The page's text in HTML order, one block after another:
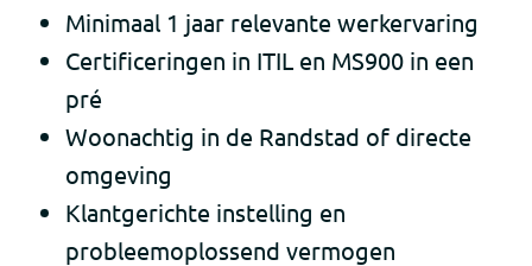
Minimaal 1 jaar relevante werkervaring
Certificeringen in ITIL en MS900 in een
pré
Woonachtig in de Randstad of directe
omgeving
Klantgerichte instelling en
probleemoplossend vermogen